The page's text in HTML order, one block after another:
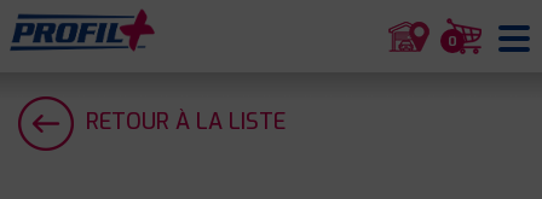
0
RETOUR À LA LISTE